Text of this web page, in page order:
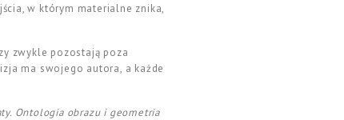
w którym materialne znika,
zwykle pozostają poza
ma swojego autora, a każde
Ontologia obrazu i geometria